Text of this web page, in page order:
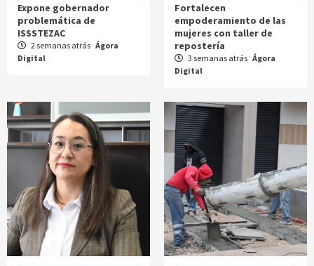
Expone gobernador
problemática de
ISSSTEZAC
2 semanas atrás Ágora
Digital
Fortalecen
empoderamiento de las
mujeres con taller de
repostería
3 semanas atrás Ágora
Digital